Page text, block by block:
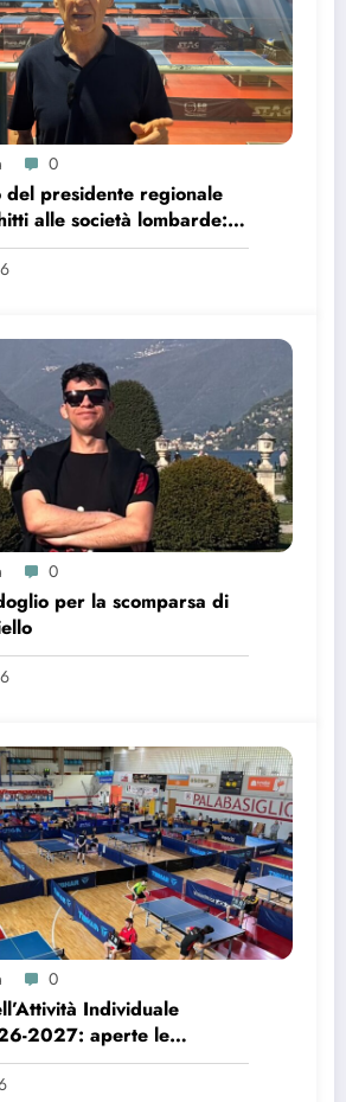
0
del presidente regionale
alle società lombarde:
e nuovi progetti
0
per la scomparsa di
0
Individuale
2027: aperte le
l’organizzazione delle